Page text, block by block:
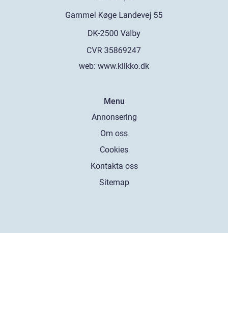
web: www.klikko.dk
Menu
Annonsering
Om oss
Cookies
Kontakta oss
Sitemap